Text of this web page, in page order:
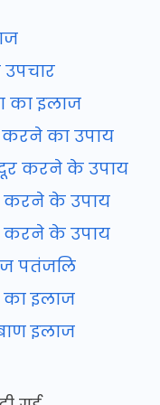
का इलाज
का उपाय
करने के उपाय
करने के उपाय
के उपाय
पतंजलि
का इलाज
इलाज